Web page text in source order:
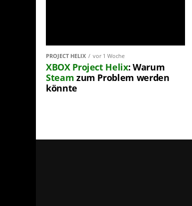
PROJECT HELIX vor 1 Woche
XBOX Project Helix: Warum
Steam zum Problem werden
könnte